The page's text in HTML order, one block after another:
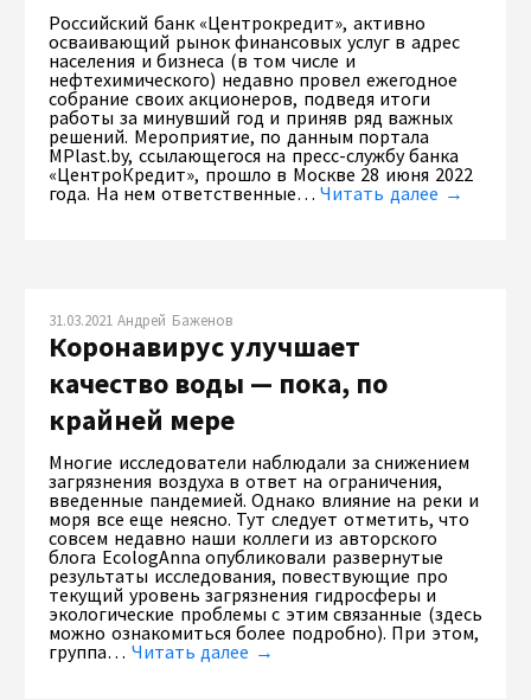
Российский банк «Центрокредит», активно
осваивающий рынок финансовых услуг в адрес
населения и бизнеса (в том числе и
нефтехимического) недавно провел ежегодное
собрание своих акционеров, подведя итоги
работы за минувший год и приняв ряд важных
решений. Мероприятие, по данным портала
MPlast.by, ссылающегося на пресс-службу банка
«ЦентроКредит», прошло в Москве 28 июня 2022
года. На нем ответственные…Читать далее →
31.03.2021 Андрей Баженов
Коронавирус улучшает
качество воды — пока, по
крайней мере
Многие исследователи наблюдали за снижением
загрязнения воздуха в ответ на ограничения,
введенные пандемией. Однако влияние на реки и
моря все еще неясно. Тут следует отметить, что
совсем недавно наши коллеги из авторского
блога EcologAnna опубликовали развернутые
результаты исследования, повествующие про
текущий уровень загрязнения гидросферы и
экологические проблемы с этим связанные (здесь
можно ознакомиться более подробно). При этом,
группа… Читать далее →